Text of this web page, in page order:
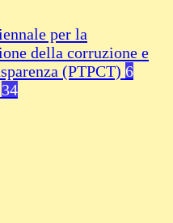
per la
della corruzione e
(PTPCT) 6
34